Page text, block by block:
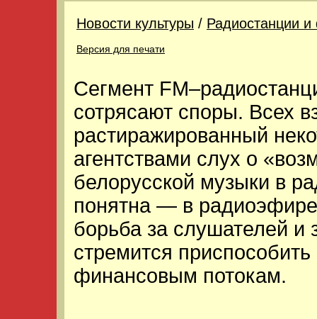
Новости культуры / Радиостанции
Версия для печати
Сегмент
сотрясают споры. Всех
растиражированный
агентствами слух о
белорусской музыки в
понятна — в радиоэфире
борьба за слушателей и
стремится
финансовым потокам.